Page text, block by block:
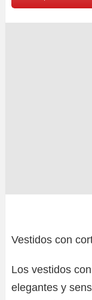
Vestidos con
Los vestidos
elegantes y